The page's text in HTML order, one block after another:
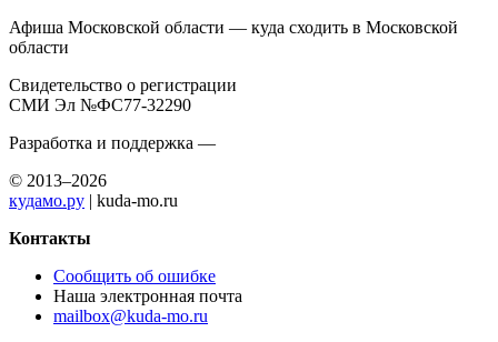
Афиша Московской области — куда сходить в Московской
области
Свидетельство о регистрации
СМИ Эл №ФС77-32290
Разработка и поддержка —
© 2013–2026
кудамо.ру | kuda-mo.ru
Контакты
Сообщить об ошибке
Наша электронная почта
mailbox@kuda-mo.ru